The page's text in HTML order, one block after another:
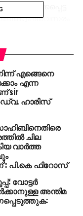
അവസരം
അബ്ദുല്‍ വഹാബ്
ബീരാന്‍
ഖുര്‍റം
ദേശീയ
ട്രഷറര്‍
ജിഹാദ്
എങ്ങെനെ
എന്ന
sir
ഹാരിസ്
ചില
വാർത്ത
പി.കെ ഫിറോസ്‌
വോട്ടര്‍
അന്തിമ